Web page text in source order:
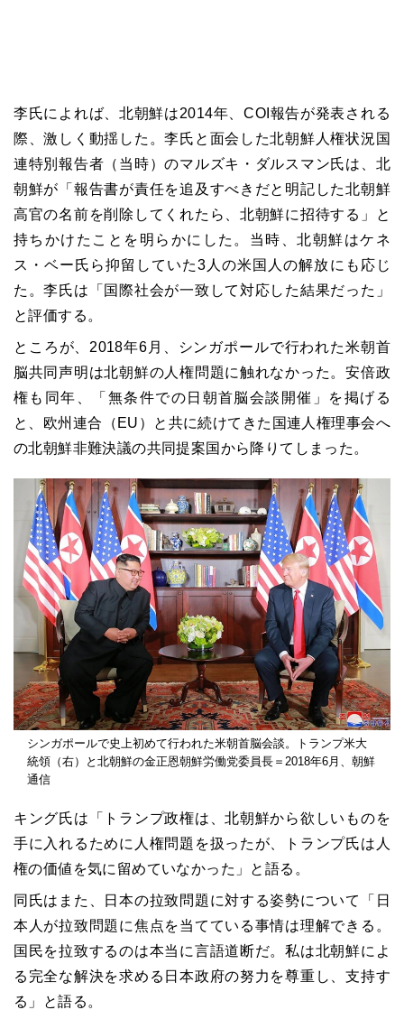
李氏によれば、北朝鮮は2014年、COI報告が発表される
際、激しく動揺した。李氏と面会した北朝鮮人権状況国
連特別報告者（当時）のマルズキ・ダルスマン氏は、北
朝鮮が「報告書が責任を追及すべきだと明記した北朝鮮
高官の名前を削除してくれたら、北朝鮮に招待する」と
持ちかけたことを明らかにした。当時、北朝鮮はケネ
ス・ベー氏ら抑留していた3人の米国人の解放にも応じ
た。李氏は「国際社会が一致して対応した結果だった」
と評価する。
ところが、2018年6月、シンガポールで行われた米朝首
脳共同声明は北朝鮮の人権問題に触れなかった。安倍政
権も同年、「無条件での日朝首脳会談開催」を掲げる
と、欧州連合（EU）と共に続けてきた国連人権理事会へ
の北朝鮮非難決議の共同提案国から降りてしまった。
シンガポールで史上初めて行われた米朝首脳会談。トランプ米大
統領（右）と北朝鮮の金正恩朝鮮労働党委員長＝2018年6月、朝鮮
通信
キング氏は「トランプ政権は、北朝鮮から欲しいものを
手に入れるために人権問題を扱ったが、トランプ氏は人
権の価値を気に留めていなかった」と語る。
同氏はまた、日本の拉致問題に対する姿勢について「日
本人が拉致問題に焦点を当てている事情は理解できる。
国民を拉致するのは本当に言語道断だ。私は北朝鮮によ
る完全な解決を求める日本政府の努力を尊重し、支持す
る」と語る。